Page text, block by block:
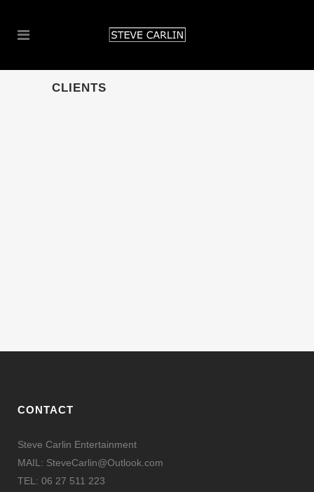
CLIENTS
CONTACT
Steve Carlin Entertainment
MAIL: SteveCarlin@Outlook.com
TEL: 06 27 511 223